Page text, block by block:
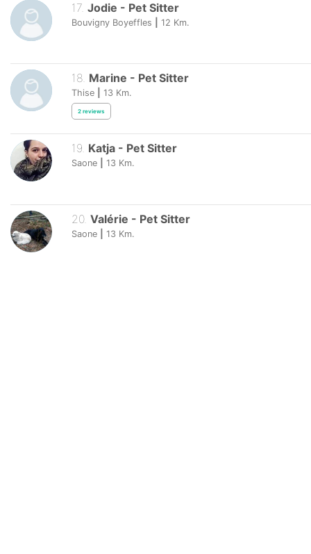
17. Jodie - Pet Sitter
Bouvigny Boyeffles 12 Km.
18. Marine - Pet Sitter
Thise 13 Km.
2 reviews
19. Katja - Pet Sitter
Saone 13 Km.
20. Valérie - Pet Sitter
Saone 13 Km.